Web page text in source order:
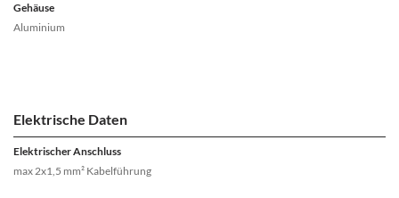
Gehäuse
Aluminium
Elektrische Daten
Elektrischer Anschluss
max 2x1,5 mm² Kabelführung